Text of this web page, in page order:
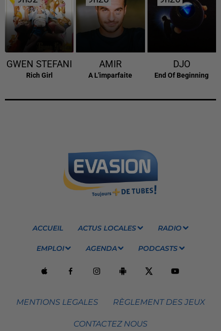
GWEN STEFANI
Rich Girl
AMIR
A L'imparfaite
DJO
End Of Beginning
ACCUEIL ACTUS LOCALES RADIO
EMPLOI AGENDA PODCASTS
MENTIONS LEGALES RÈGLEMENT DES JEUX
CONTACTEZ NOUS